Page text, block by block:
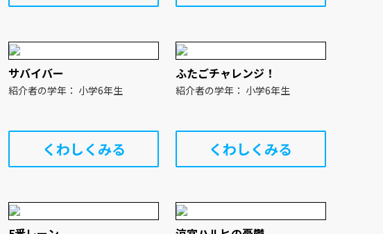
サバイバー
紹介者の学年： 小学6年生
くわしくみる
ふたごチャレンジ！
紹介者の学年： 小学6年生
くわしくみる